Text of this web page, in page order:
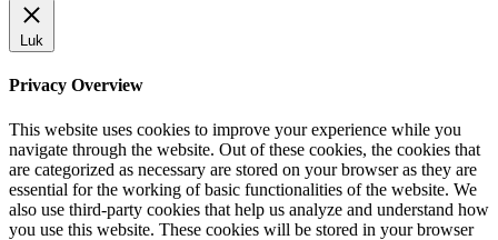
Luk
Privacy Overview
This website uses cookies to improve your experience while you
navigate through the website. Out of these cookies, the cookies that
are categorized as necessary are stored on your browser as they are
essential for the working of basic functionalities of the website. We
also use third-party cookies that help us analyze and understand how
you use this website. These cookies will be stored in your browser